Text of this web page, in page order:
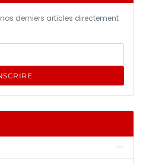
derniers articles directement